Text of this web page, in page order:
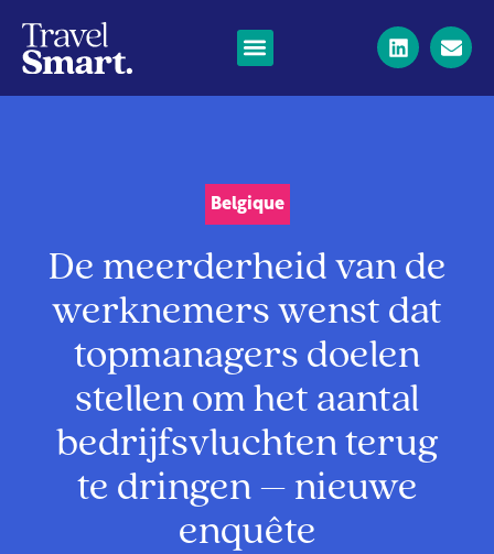
Belgique
De meerderheid van de
werknemers wenst dat
topmanagers doelen
stellen om het aantal
bedrijfsvluchten terug
te dringen – nieuwe
enquête